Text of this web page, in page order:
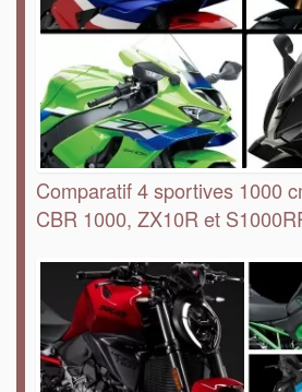
Comparatif 4 sportives 1000
CBR 1000, ZX10R et